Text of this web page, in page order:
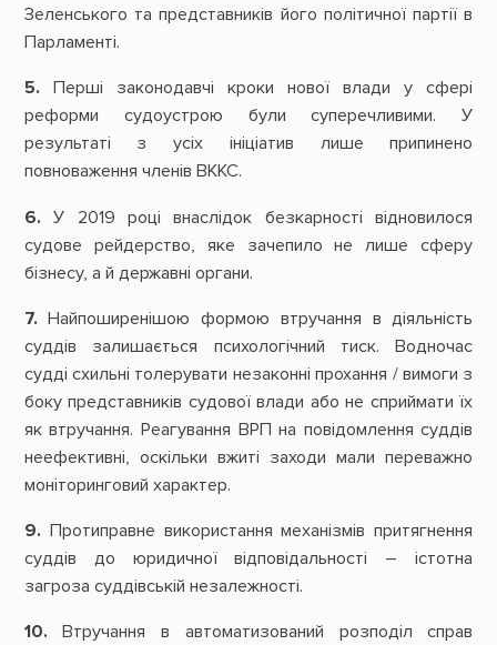
Зеленського та представників його політичної партії в
Парламенті.
5. Перші законодавчі кроки нової влади у сфері
реформи судоустрою були суперечливими. У
результаті з усіх ініціатив лише припинено
повноваження членів ВККС.
6. У 2019 році внаслідок безкарності відновилося
судове рейдерство, яке зачепило не лише сферу
бізнесу, а й державні органи.
7.Найпоширенішою формою втручання в діяльність
суддів залишається психологічний тиск. Водночас
судді схильні толерувати незаконні прохання / вимоги з
боку представників судової влади або не сприймати їх
як втручання. Реагування ВРП на повідомлення суддів
неефективні, оскільки вжиті заходи мали переважно
моніторинговий характер.
9. Протиправне використання механізмів притягнення
суддів до юридичної відповідальності – істотна
загроза суддівській незалежності.
10. Втручання в автоматизований розподіл справ